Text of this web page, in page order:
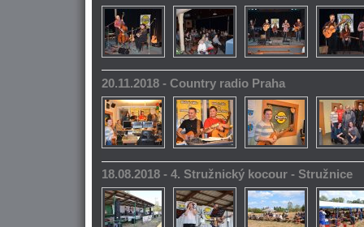
20.11.2018 - Country radio Praha
18.08.2018 - 4. Stružnický kocour - Stružnice